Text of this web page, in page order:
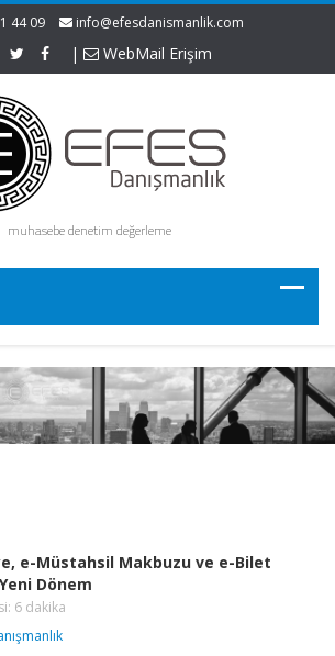
44 09 info@efesdanismanlik.com
| WebMail Erişim
muhasebe denetim değerleme
e-Müstahsil Makbuzu ve e-Bilet
Dönem
6 dakika